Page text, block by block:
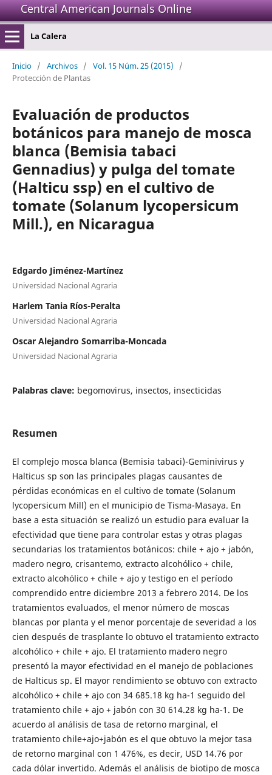
Central American Journals Online
La Calera
Inicio / Archivos / Vol. 15 Núm. 25 (2015)
/
Protección de Plantas
Evaluación de productos
botánicos para manejo de mosca
blanca (Bemisia tabaci
Gennadius) y pulga del tomate
(Halticu ssp) en el cultivo de
tomate (Solanum lycopersicum
Mill.), en Nicaragua
Edgardo Jiménez-Martínez
Universidad Nacional Agraria
Harlem Tania Ríos-Peralta
Universidad Nacional Agraria
Oscar Alejandro Somarriba-Moncada
Universidad Nacional Agraria
Palabras clave: begomovirus, insectos, insecticidas
Resumen
El complejo mosca blanca (Bemisia tabaci)-Geminivirus y
Halticus sp son las principales plagas causantes de
pérdidas económicas en el cultivo de tomate (Solanum
lycopersicum Mill) en el municipio de Tisma-Masaya. En
base a esta situación se realizó un estudio para evaluar la
efectividad que tiene para controlar estas y otras plagas
secundarias los tratamientos botánicos: chile + ajo + jabón,
madero negro, crisantemo, extracto alcohólico + chile,
extracto alcohólico + chile + ajo y testigo en el período
comprendido entre diciembre 2013 a febrero 2014. De los
tratamientos evaluados, el menor número de moscas
blancas por planta y el menor porcentaje de severidad a los
cien después de trasplante lo obtuvo el tratamiento extracto
alcohólico + chile + ajo. El tratamiento madero negro
presentó la mayor efectividad en el manejo de poblaciones
de Halticus sp. El mayor rendimiento se obtuvo con extracto
alcohólico + chile + ajo con 34 685.18 kg ha-1 seguido del
tratamiento chile + ajo + jabón con 30 614.28 kg ha-1. De
acuerdo al análisis de tasa de retorno marginal, el
tratamiento chile+ajo+jabón es el que obtuvo la mejor tasa
de retorno marginal con 1 476%, es decir, USD 14.76 por
cada dólar invertido. Además el análisis de biotipo de mosca